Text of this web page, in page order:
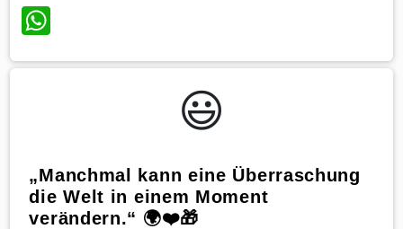
WhatsApp
😃️
„Manchmal kann eine Überraschung
die Welt in einem Moment
verändern.“ 🌍❤️🎁